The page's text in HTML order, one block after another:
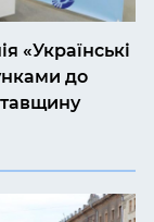
«Українські
до